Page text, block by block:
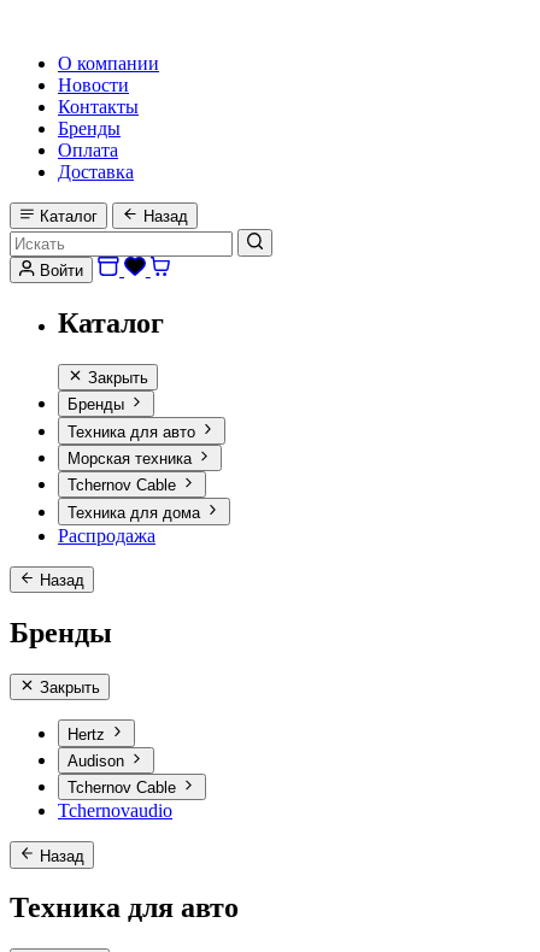
О компании
Новости
Контакты
Бренды
Оплата
Доставка
Каталог Назад
Войти
Каталог
Закрыть
Бренды
Техника для авто
Морская техника
Tchernov Cable
Техника для дома
Распродажа
Назад
Бренды
Закрыть
Hertz
Audison
Tchernov Cable
Tchernovaudio
Назад
Техника для авто